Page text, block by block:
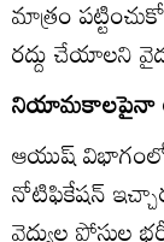
మాత్రం
రద్దు చేయాలని
నియామకాలపైనా
ఆయుష్‌ విభాగంలో
నోటిఫికేషన్‌
వైద్యుల పోస్టుల